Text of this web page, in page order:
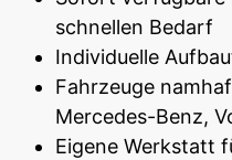
schnellen Bedarf
Individuelle
Fahrzeuge
Mercedes-Benz,
Eigene Werkstatt